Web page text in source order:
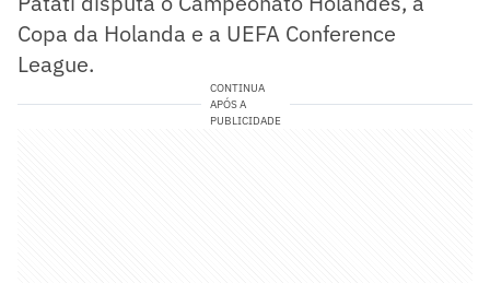
Copa da Holanda e a UEFA Conference
League.
CONTINUA
APÓS A
PUBLICIDADE